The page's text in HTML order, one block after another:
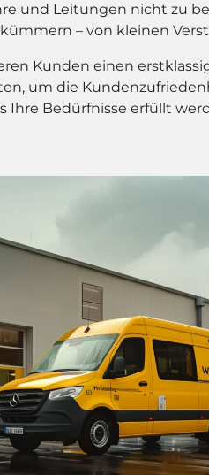
und Leitungen nicht zu
– von kleinen
Kunden einen
um die
Ihre Bedürfnisse erfüllt